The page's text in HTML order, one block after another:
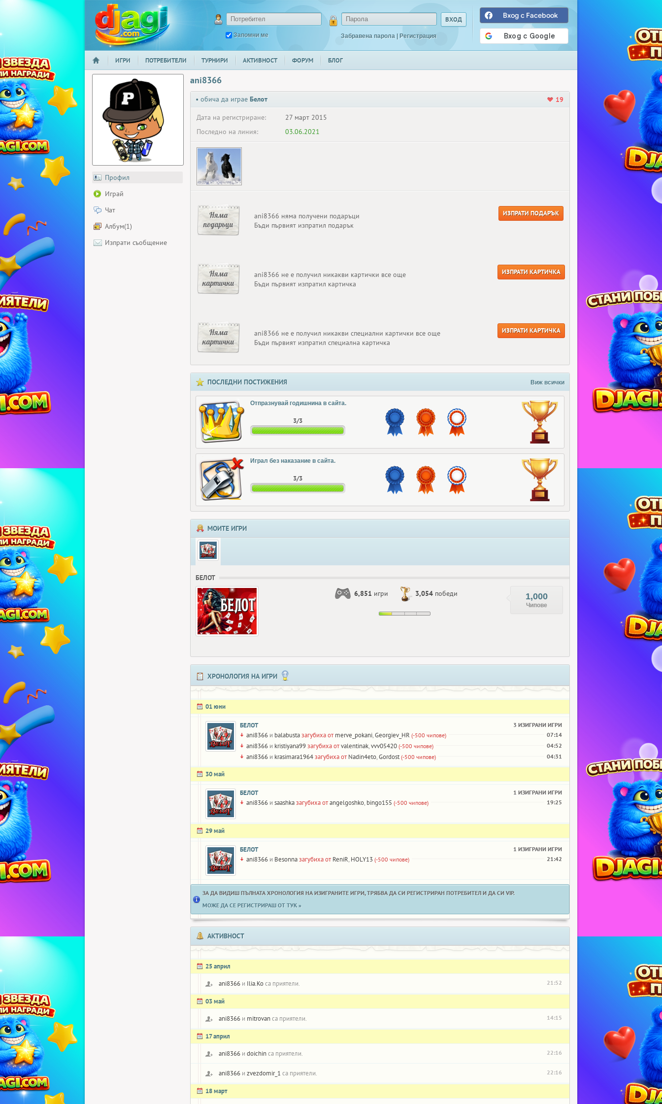
Запомни ме Забравена парола | Регистрация
Вход с Facebook
НАЧАЛО
ИГРИ ПОТРЕБИТЕЛИ ТУРНИРИ АКТИВНОСТ ФОРУМ БЛОГ
Профил
Играй
Чат
Албум(1)
Изпрати съобщение
ani8366
• обича да играе Белот
19
Дата на регистриране:
27 март 2015
Последно на линия:
03.06.2021
Няма
подаръци
ani8366 няма получени подаръци
Бъди първият изпратил подарък
ИЗПРАТИ ПОДАРЪК
Няма
картички
ani8366 не е получил никакви картички все още
Бъди първият изпратил картичка
ИЗПРАТИ КАРТИЧКА
Няма
картички
ani8366 не е получил никакви специални картички все още
Бъди първият изпратил специална картичка
ИЗПРАТИ КАРТИЧКА
ПОСЛЕДНИ ПОСТИЖЕНИЯ Виж всички
Отпразнувай годишнина в сайта.
3/3
Играл без наказание в сайта.
3/3
МОИТЕ ИГРИ
БЕЛОТ
6,851 игри 3,054 победи 1,000
Чипове
ХРОНОЛОГИЯ НА ИГРИ
01 юни
БЕЛОТ 3 ИЗИГРАНИ ИГРИ
ani8366 и balabustaзагубиха от merve_pokani,Georgiev_HR (-500 чипове) 07:14
ani8366 и kristiyana99загубиха отvalentinak,vvv05420 (-500 чипове) 04:52
ani8366 и krasimara1964загубиха от Nadin4eto,Gordost (-500 чипове) 04:31
30 май
БЕЛОТ 1 ИЗИГРАНИ ИГРИ
ani8366 и saashkaзагубиха отangelgoshko, bingo155 (-500 чипове) 19:25
29 май
БЕЛОТ 1 ИЗИГРАНИ ИГРИ
ani8366 и Besonnaзагубиха от ReniR, HOLY13 (-500 чипове) 21:42
ЗА ДА ВИДИШ ПЪЛНАТА ХРОНОЛОГИЯ НА ИЗИГРАНИТЕ ИГРИ, ТРЯБВА ДА СИ РЕГИСТРИРАН ПОТРЕБИТЕЛ И ДА СИ VIP.
МОЖЕ ДА СЕ РЕГИСТРИРАШ ОТ ТУК »
АКТИВНОСТ
25 април
ani8366 и Ilia.Koса приятели. 21:52
03 май
ani8366 и mitrovanса приятели. 14:15
17 април
ani8366 и doichinса приятели. 22:16
ani8366 и zvezdomir_1 са приятели. 22:16
18 март